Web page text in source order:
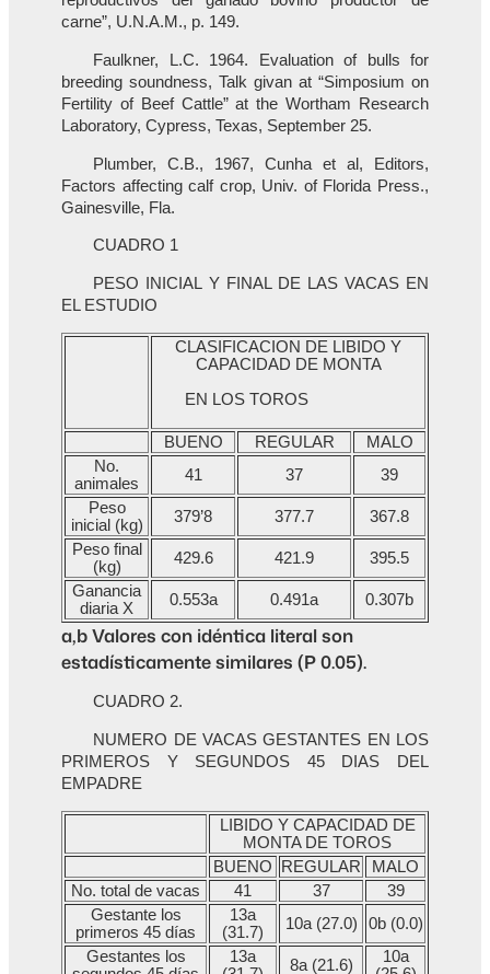
carne”, U.N.A.M., p. 149.
Faulkner, L.C. 1964. Evaluation of bulls for
breeding soundness, Talk givan at “Simposium on
Fertility of Beef Cattle” at the Wortham Research
Laboratory, Cypress, Texas, September 25.
Plumber, C.B., 1967, Cunha et al, Editors,
Factors affecting calf crop, Univ. of Florida Press.,
Gainesville, Fla.
CUADRO 1
PESO INICIAL Y FINAL DE LAS VACAS EN
EL ESTUDIO
CLASIFICACION DE LIBIDO Y
CAPACIDAD DE MONTA
EN LOS TOROS
BUENO REGULAR
MALO
No.
animales
41 37
39
Peso
inicial (kg)
379’8 377.7
367.8
Peso final
(kg)
429.6 421.9
395.5
Ganancia
diaria X
0.553a 0.491a 0.307b
a,b Valores con idéntica literal son
estadísticamente similares (P 0.05).
CUADRO 2.
NUMERO DE VACAS GESTANTES EN LOS
PRIMEROS Y SEGUNDOS 45 DIAS DEL
EMPADRE
LIBIDO Y CAPACIDAD DE
MONTA DE TOROS
BUENO
REGULAR
MALO
No. total de vacas
41 37
39
Gestante los
primeros 45 días
13a
(31.7)
10a (27.0)
0b (0.0)
Gestantes los
13a
8a (21.6)
10a